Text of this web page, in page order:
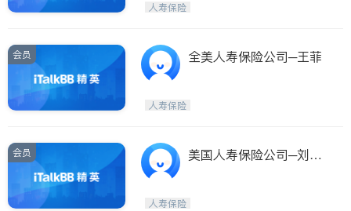
人寿保险
会员 全美人寿保险公司─王菲
人寿保险
会员
美国人寿保险公司─刘庆
人寿保险